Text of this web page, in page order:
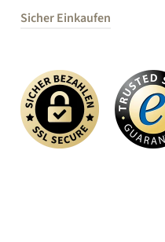
Sicher Einkaufen